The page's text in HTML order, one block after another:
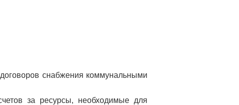
снабжения коммунальными
за ресурсы, необходимые для